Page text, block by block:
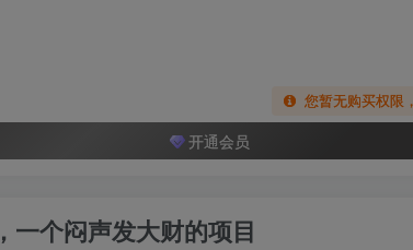
您暂无购买权限
开通会员
一个闷声发大财的项目